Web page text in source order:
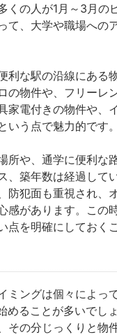
くの人が1月～3月の
て、大学や職場への
利な駅の沿線にある
の物件や、フリーレ
家電付きの物件や、
う点で魅力的です。
所や、通学に便利な
、築年数は経過して
防犯面も重視され、
感があります。この
を明確にしておく
ミングは個々によっ
めることが多いでし
の分じっくりと物